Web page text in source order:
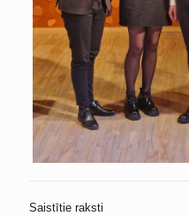
Saistītie raksti